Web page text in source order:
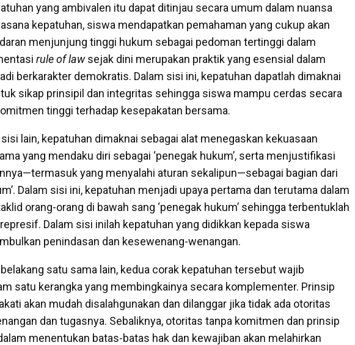
yang ambivalen itu dapat ditinjau secara umum dalam nuansa
kepatuhan, siswa mendapatkan pemahaman yang cukup akan
menjunjung tinggi hukum sebagai pedoman tertinggi dalam
rule of lawsejak dini merupakan praktik yang esensial dalam
berkarakter demokratis. Dalam sisi ini, kepatuhan dapatlah dimaknai
sikap prinsipil dan integritas sehingga siswa mampu cerdas secara
tinggi terhadap kesepakatan bersama.
lain, kepatuhan dimaknai sebagai alat menegaskan kekuasaan
yang mendaku diri sebagai ‘penegak hukum’, serta menjustifikasi
yang menyalahi aturan sekalipun—sebagai bagian dari
Dalam sisi ini, kepatuhan menjadi upaya pertama dan terutama dalam
orang-orang di bawah sang ‘penegak hukum’ sehingga terbentuklah
Dalam sisi inilah kepatuhan yang didikkan kepada siswa
penindasan dan kesewenang-wenangan.
satu sama lain, kedua corak kepatuhan tersebut wajib
satu kerangka yang membingkainya secara komplementer. Prinsip
akan mudah disalahgunakan dan dilanggar jika tidak ada otoritas
dan tugasnya. Sebaliknya, otoritas tanpa komitmen dan prinsip
menentukan batas-batas hak dan kewajiban akan melahirkan